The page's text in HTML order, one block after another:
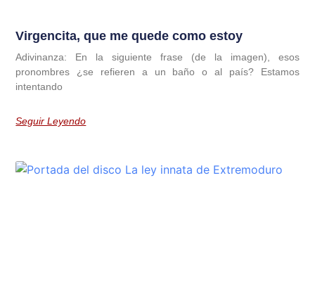
Virgencita, que me quede como estoy
Adivinanza: En la siguiente frase (de la imagen), esos
pronombres ¿se refieren a un baño o al país? Estamos
intentando
Seguir Leyendo